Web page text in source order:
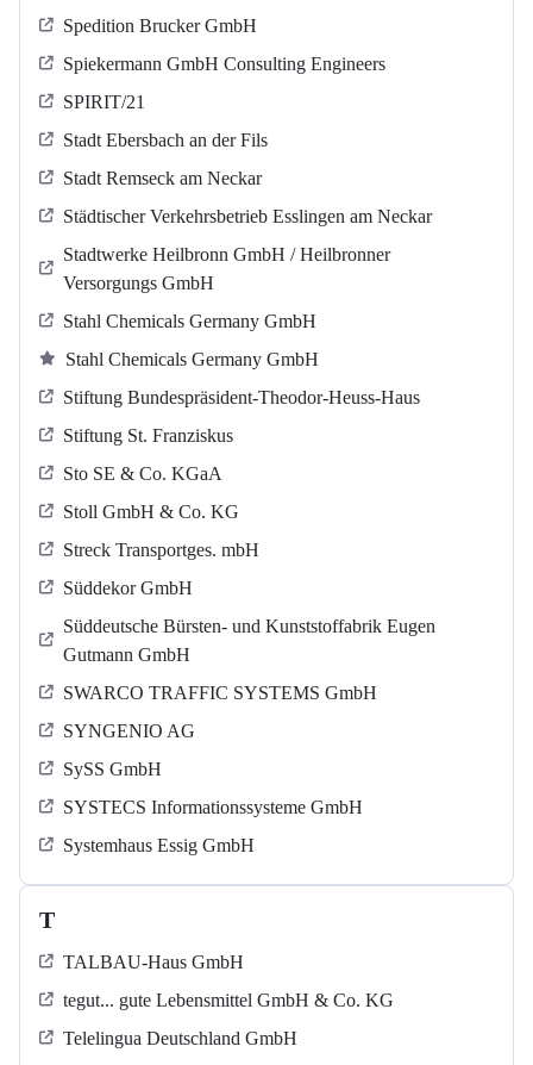
Spedition Brucker GmbH
Spiekermann GmbH Consulting Engineers
SPIRIT/21
Stadt Ebersbach an der Fils
Stadt Remseck am Neckar
Städtischer Verkehrsbetrieb Esslingen am Neckar
Stadtwerke Heilbronn GmbH / Heilbronner
Versorgungs GmbH
Stahl Chemicals Germany GmbH
Stahl Chemicals Germany GmbH
Stiftung Bundespräsident-Theodor-Heuss-Haus
Stiftung St. Franziskus
Sto SE & Co. KGaA
Stoll GmbH & Co. KG
Streck Transportges. mbH
Süddekor GmbH
Süddeutsche Bürsten- und Kunststoffabrik Eugen
Gutmann GmbH
SWARCO TRAFFIC SYSTEMS GmbH
SYNGENIO AG
SySS GmbH
SYSTECS Informationssysteme GmbH
Systemhaus Essig GmbH
T
TALBAU-Haus GmbH
tegut... gute Lebensmittel GmbH & Co. KG
Telelingua Deutschland GmbH